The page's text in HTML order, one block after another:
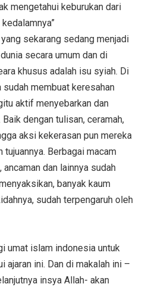
mengetahui keburukan dari
sekarang sedang menjadi
secara umum dan di
khusus adalah isu syiah. Di
membuat keresahan
aktif menyebarkan dan
dengan tulisan, ceramah,
aksi kekerasan pun mereka
tujuannya. Berbagai macam
dan lainnya sudah
banyak kaum
sudah terpengaruh oleh
umat islam indonesia untuk
ajaran ini. Dan di makalah ini –
insya Allah- akan